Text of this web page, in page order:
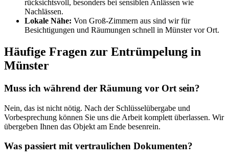
rücksichtsvoll, besonders bei sensiblen Anlässen wie
Nachlässen.
Lokale Nähe: Von Groß-Zimmern aus sind wir für
Besichtigungen und Räumungen schnell in Münster vor Ort.
Häufige Fragen zur Entrümpelung in
Münster
Muss ich während der Räumung vor Ort sein?
Nein, das ist nicht nötig. Nach der Schlüsselübergabe und
Vorbesprechung können Sie uns die Arbeit komplett überlassen. Wir
übergeben Ihnen das Objekt am Ende besenrein.
Was passiert mit vertraulichen Dokumenten?